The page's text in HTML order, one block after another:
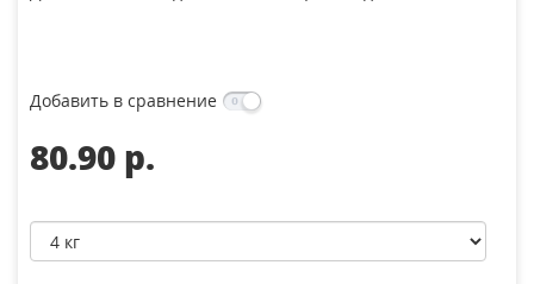
Добавить в сравнение
80.90 p.